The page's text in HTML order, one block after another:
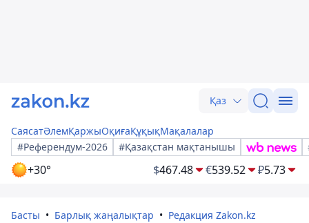
Қаз
СаясатӘлемҚаржыОқиғаҚұқықМақалалар
#Референдум-2026
#Қазақстан мақтанышы
+30° $467.48 €539.52 ₽5.73
Басты Барлық жаңалықтар Редакция Zakon.kz